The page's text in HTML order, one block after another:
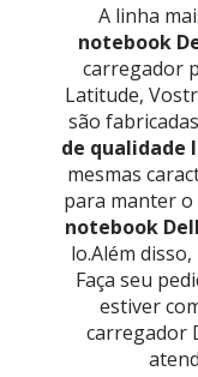
A linha
notebook
carregador
Latitude,
são
de qualidade
mesmas
para manter o
notebook Dell
lo.Além
Faça seu
estiver
carregador